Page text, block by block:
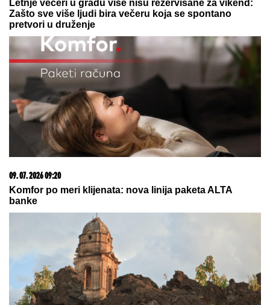
03. 08. 2026 13:23
Hibrid broj 1 koji osvaja Evropu, sada po specijalnoj
akcijskoj ceni od 19.990€ do 31.8.
25.000 kupaca već kupuje uz PerSu Extra. A ti? Saznaj